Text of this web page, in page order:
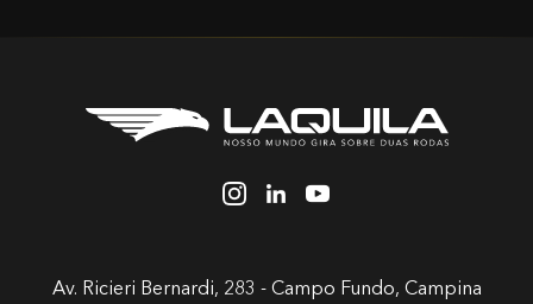
Av. Ricieri Bernardi, 283 - Campo Fundo, Campina